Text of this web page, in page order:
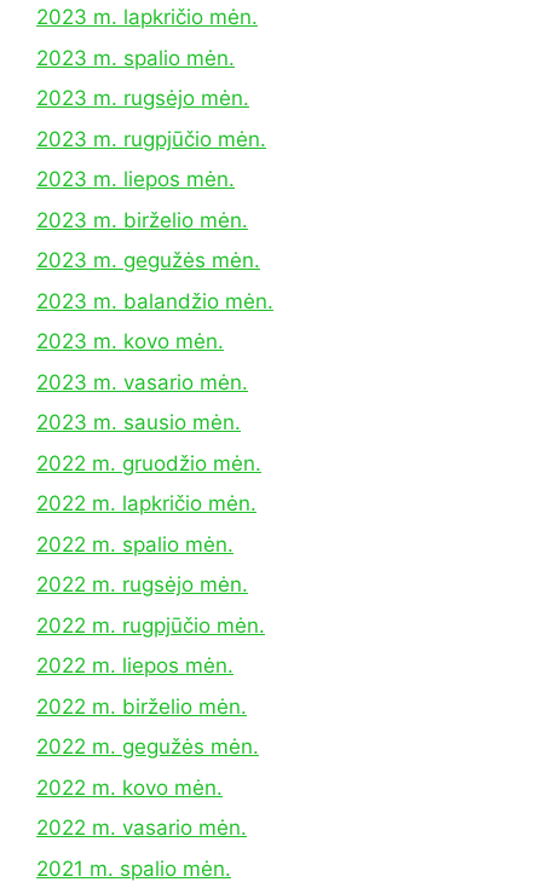
2023 m. lapkričio mėn.
2023 m. spalio mėn.
2023 m. rugsėjo mėn.
2023 m. rugpjūčio mėn.
2023 m. liepos mėn.
2023 m. birželio mėn.
2023 m. gegužės mėn.
2023 m. balandžio mėn.
2023 m. kovo mėn.
2023 m. vasario mėn.
2023 m. sausio mėn.
2022 m. gruodžio mėn.
2022 m. lapkričio mėn.
2022 m. spalio mėn.
2022 m. rugsėjo mėn.
2022 m. rugpjūčio mėn.
2022 m. liepos mėn.
2022 m. birželio mėn.
2022 m. gegužės mėn.
2022 m. kovo mėn.
2022 m. vasario mėn.
2021 m. spalio mėn.